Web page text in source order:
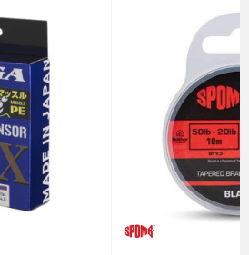
koliko je 9 - 4 :